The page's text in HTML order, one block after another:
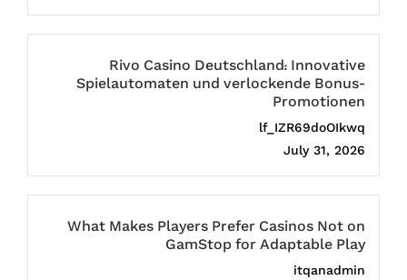
Rivo Casino Deutschland: Innovative
Spielautomaten und verlockende Bonus-
Promotionen
lf_IZR69doOIkwq
July 31, 2026
What Makes Players Prefer Casinos Not on
GamStop for Adaptable Play
itqanadmin